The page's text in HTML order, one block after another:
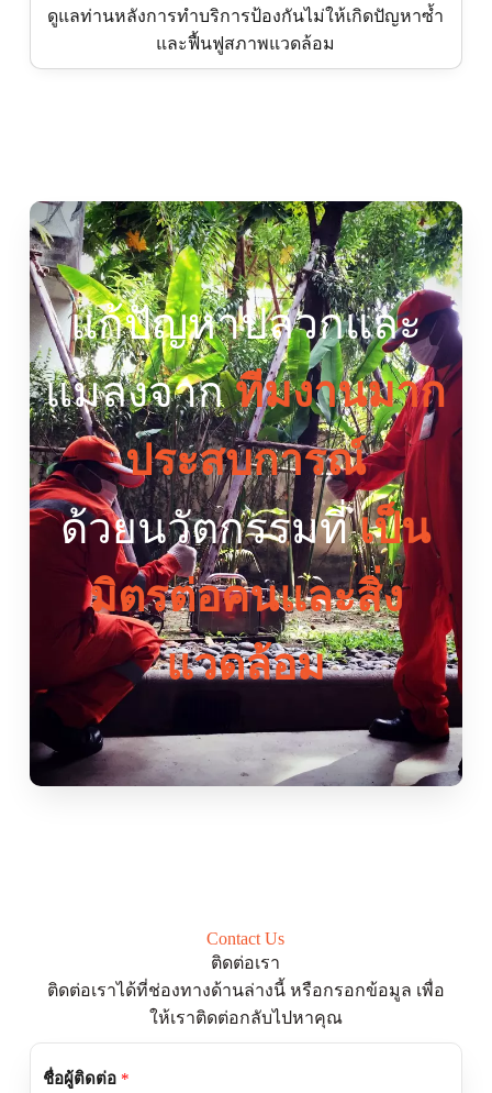
ดูแลท่านหลังการทำบริการป้องกันไม่ให้เกิดปัญหาซ้ำ
และฟื้นฟูสภาพแวดล้อม
แก้ปัญหาปลวกและ
แมลงจากทีมงานมาก
ประสบการณ์
ด้วยนวัตกรรมที่เป็น
มิตรต่อคนและสิ่ง
แวดล้อม
Contact Us
ติดต่อเรา
ติดต่อเราได้ที่ช่องทางด้านล่างนี้ หรือกรอกข้อมูล เพื่อ
ให้เราติดต่อกลับไปหาคุณ
ชื่อผู้ติดต่อ *